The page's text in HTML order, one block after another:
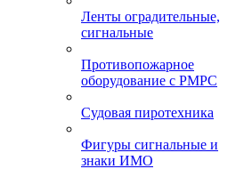
Ленты оградительные,
сигнальные
Противопожарное
оборудование с РМРС
Судовая пиротехника
Фигуры сигнальные и
знаки ИМО